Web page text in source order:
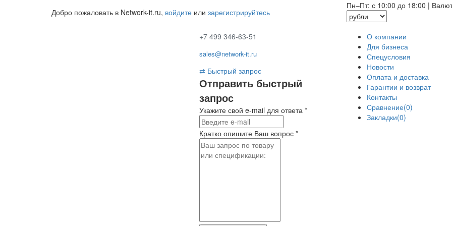
Добро пожаловать в Network-it.ru, войдите или зарегистрируйтесь
Пн–Пт: с 10:00 до 18:00 |
О компании
Для бизнеса
Спецусловия
Новости
Оплата и доставка
Гарантии и возврат
Контакты
Сравнение(0)
Закладки(0)
+7 499 346-63-51
sales@network-it.ru
⇄ Быстрый запрос
Отправить быстрый
запрос
Укажите свой e-mail для ответа *
Кратко опишите Ваш вопрос *